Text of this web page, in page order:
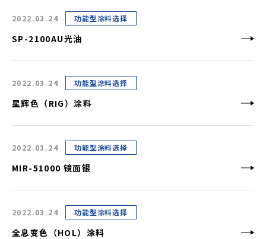
2022.03.24 功能型涂料选择
SP-2100AU光油
2022.03.24 功能型涂料选择
星辉色（RIG）涂料
2022.03.24 功能型涂料选择
MIR-51000 镜面银
2022.03.24 功能型涂料选择
全息变色（HOL）涂料